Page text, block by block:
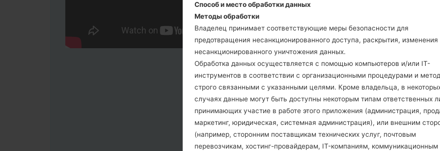
Если вы хотите
настройкам
Теперь выключите
режим. Все методы
Нажмите и
и Bixbi.
Нажмите и
громкости.
кабель.
Нажмите и
Способ и место обработки данных
Методы обработки
Владелец принимает соответствующие меры безопасности для
предотвращения несанкционированного доступа, раскрытия, изменения
несанкционированного уничтожения данных.
Обработка данных осуществляется с помощью компьютеров и/или IT-
инструментов в соответствии с организационными процедурами и
строго связанными с указанными целями. Кроме владельца, в
случаях данные могут быть доступны некоторым типам ответственных
принимающих участие в работе этого приложения (администрация,
маркетинг, юридическая, системная администрация), или внешним
(например, сторонним поставщикам технических услуг, почтовым
перевозчикам, хостинг-провайдерам, IT-компаниям, коммуникационным